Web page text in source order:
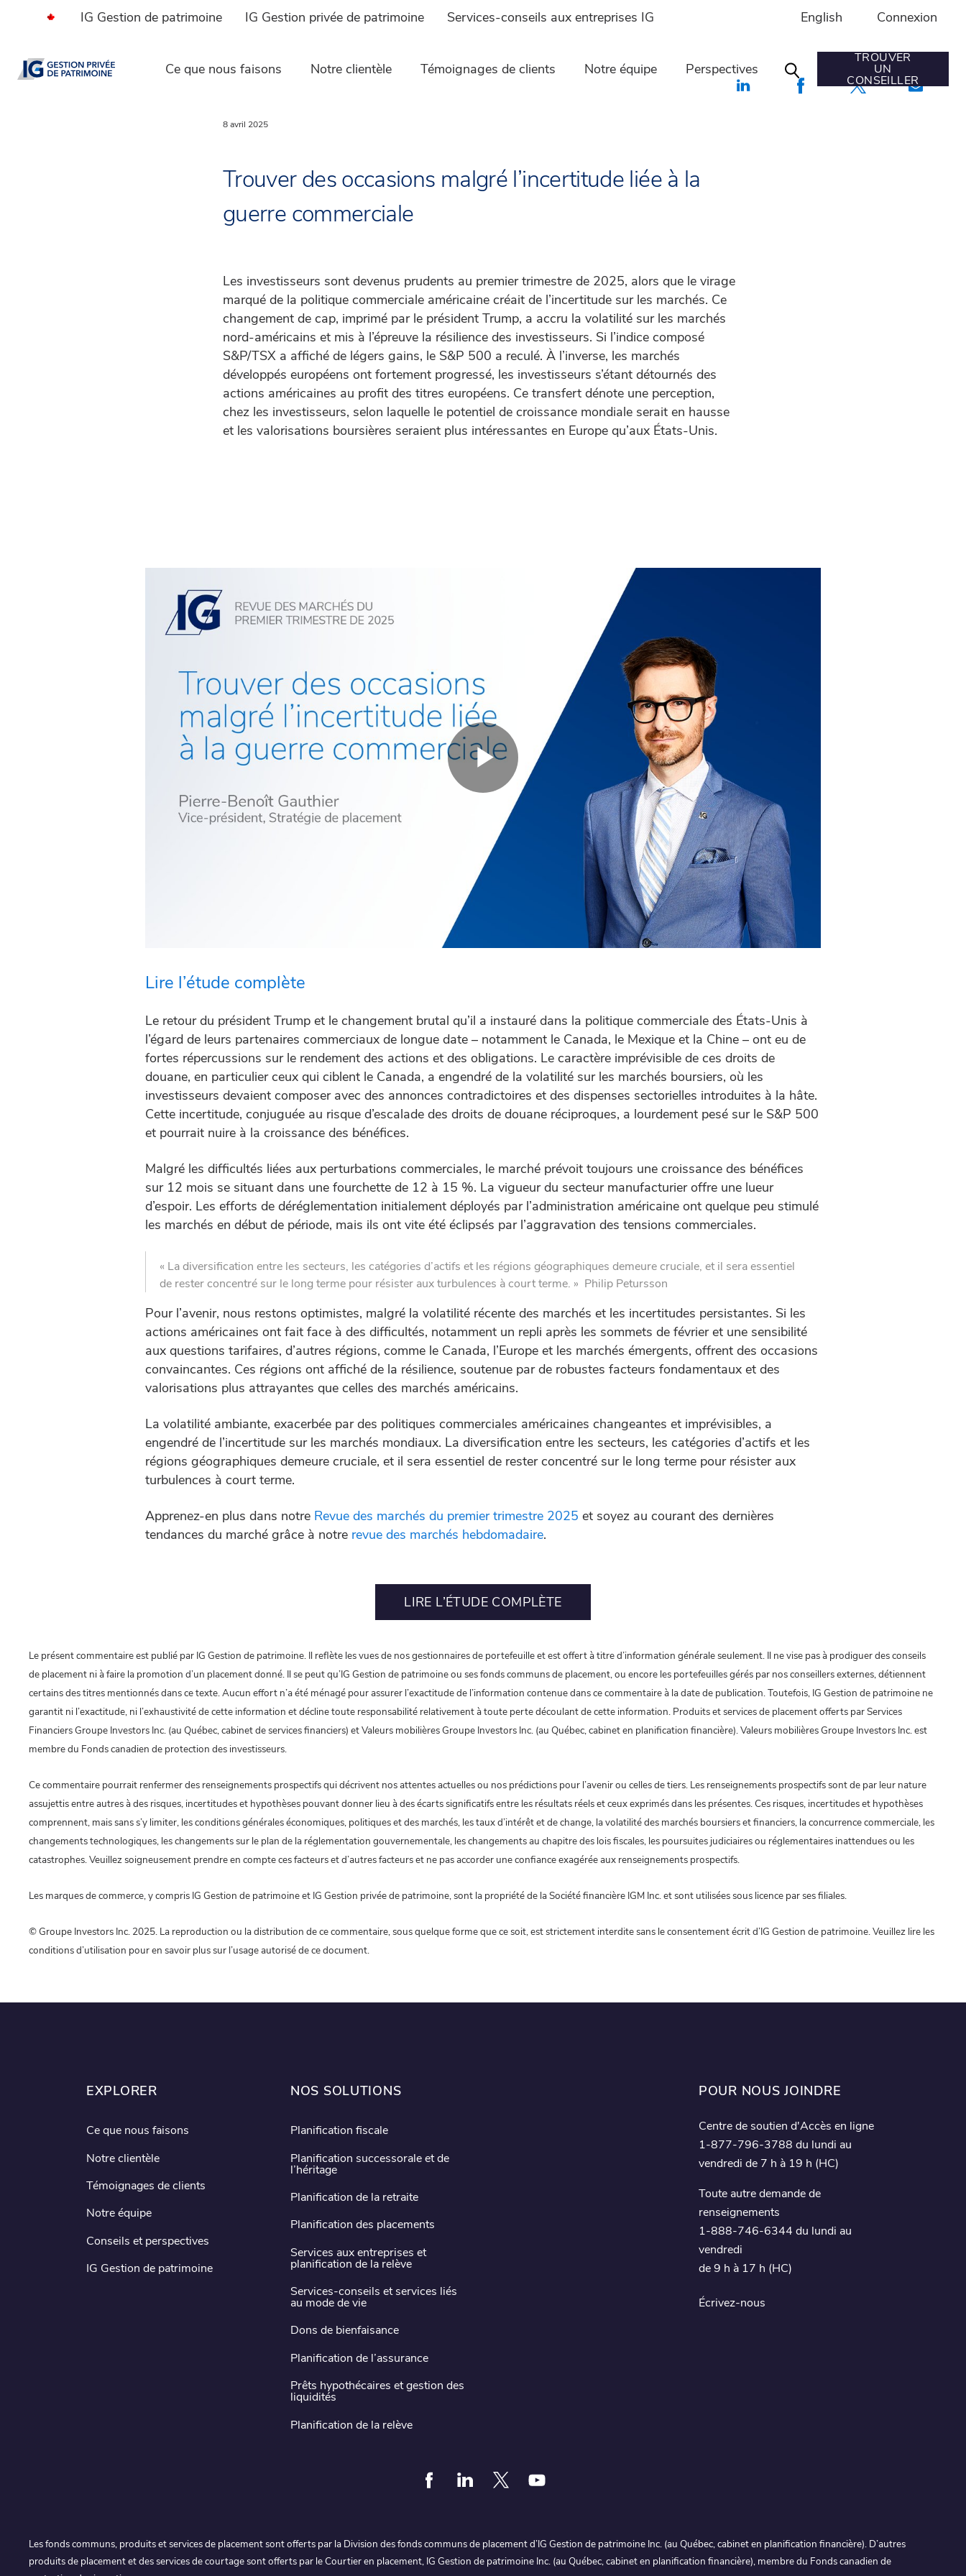
IG Gestion de patrimoine IG Gestion privée de patrimoine Services-conseils aux entreprises IG English Connexion
Ce que nous faisons Notre clientèle Témoignages de clients Notre équipe Perspectives Search
TROUVER
UN
CONSEILLER
8 avril 2025
Trouver des occasions malgré l’incertitude liée à la
guerre commerciale
Les investisseurs sont devenus prudents au premier trimestre de 2025, alors que le virage
marqué de la politique commerciale américaine créait de l’incertitude sur les marchés. Ce
changement de cap, imprimé par le président Trump, a accru la volatilité sur les marchés
nord-américains et mis à l’épreuve la résilience des investisseurs. Si l’indice composé
S&P/TSX a affiché de légers gains, le S&P 500 a reculé. À l’inverse, les marchés
développés européens ont fortement progressé, les investisseurs s’étant détournés des
actions américaines au profit des titres européens. Ce transfert dénote une perception,
chez les investisseurs, selon laquelle le potentiel de croissance mondiale serait en hausse
et les valorisations boursières seraient plus intéressantes en Europe qu’aux États-Unis.
Play
Video
Lire l’étude complète
Le retour du président Trump et le changement brutal qu’il a instauré dans la politique commerciale des États-Unis à
l’égard de leurs partenaires commerciaux de longue date – notamment le Canada, le Mexique et la Chine – ont eu de
fortes répercussions sur le rendement des actions et des obligations. Le caractère imprévisible de ces droits de
douane, en particulier ceux qui ciblent le Canada, a engendré de la volatilité sur les marchés boursiers, où les
investisseurs devaient composer avec des annonces contradictoires et des dispenses sectorielles introduites à la hâte.
Cette incertitude, conjuguée au risque d’escalade des droits de douane réciproques, a lourdement pesé sur le S&P 500
et pourrait nuire à la croissance des bénéfices.
Malgré les difficultés liées aux perturbations commerciales, le marché prévoit toujours une croissance des bénéfices
sur 12 mois se situant dans une fourchette de 12 à 15 %. La vigueur du secteur manufacturier offre une lueur
d’espoir. Les efforts de déréglementation initialement déployés par l’administration américaine ont quelque peu stimulé
les marchés en début de période, mais ils ont vite été éclipsés par l’aggravation des tensions commerciales.
« La diversification entre les secteurs, les catégories d’actifs et les régions géographiques demeure cruciale, et il sera essentiel
de rester concentré sur le long terme pour résister aux turbulences à court terme. » Philip Petursson
Pour l’avenir, nous restons optimistes, malgré la volatilité récente des marchés et les incertitudes persistantes. Si les
actions américaines ont fait face à des difficultés, notamment un repli après les sommets de février et une sensibilité
aux questions tarifaires, d’autres régions, comme le Canada, l’Europe et les marchés émergents, offrent des occasions
convaincantes. Ces régions ont affiché de la résilience, soutenue par de robustes facteurs fondamentaux et des
valorisations plus attrayantes que celles des marchés américains.
La volatilité ambiante, exacerbée par des politiques commerciales américaines changeantes et imprévisibles, a
engendré de l’incertitude sur les marchés mondiaux. La diversification entre les secteurs, les catégories d’actifs et les
régions géographiques demeure cruciale, et il sera essentiel de rester concentré sur le long terme pour résister aux
turbulences à court terme.
Apprenez-en plus dans notre Revue des marchés du premier trimestre 2025 et soyez au courant des dernières
tendances du marché grâce à notre revue des marchés hebdomadaire.
LIRE L’ÉTUDE COMPLÈTE
Le présent commentaire est publié par IG Gestion de patrimoine. Il reflète les vues de nos gestionnaires de portefeuille et est offert à titre d’information générale seulement. Il ne vise pas à prodiguer des conseils
de placement ni à faire la promotion d’un placement donné. Il se peut qu’IG Gestion de patrimoine ou ses fonds communs de placement, ou encore les portefeuilles gérés par nos conseillers externes, détiennent
certains des titres mentionnés dans ce texte. Aucun effort n’a été ménagé pour assurer l’exactitude de l’information contenue dans ce commentaire à la date de publication. Toutefois, IG Gestion de patrimoine ne
garantit ni l’exactitude, ni l’exhaustivité de cette information et décline toute responsabilité relativement à toute perte découlant de cette information. Produits et services de placement offerts par Services
Financiers Groupe Investors Inc. (au Québec, cabinet de services financiers) et Valeurs mobilières Groupe Investors Inc. (au Québec, cabinet en planification financière). Valeurs mobilières Groupe Investors Inc. est
membre du Fonds canadien de protection des investisseurs.
Ce commentaire pourrait renfermer des renseignements prospectifs qui décrivent nos attentes actuelles ou nos prédictions pour l’avenir ou celles de tiers. Les renseignements prospectifs sont de par leur nature
assujettis entre autres à des risques, incertitudes et hypothèses pouvant donner lieu à des écarts significatifs entre les résultats réels et ceux exprimés dans les présentes. Ces risques, incertitudes et hypothèses
comprennent, mais sans s’y limiter, les conditions générales économiques, politiques et des marchés, les taux d’intérêt et de change, la volatilité des marchés boursiers et financiers, la concurrence commerciale, les
changements technologiques, les changements sur le plan de la réglementation gouvernementale, les changements au chapitre des lois fiscales, les poursuites judiciaires ou réglementaires inattendues ou les
catastrophes. Veuillez soigneusement prendre en compte ces facteurs et d’autres facteurs et ne pas accorder une confiance exagérée aux renseignements prospectifs.
Les marques de commerce, y compris IG Gestion de patrimoine et IG Gestion privée de patrimoine, sont la propriété de la Société financière IGM Inc. et sont utilisées sous licence par ses filiales.
© Groupe Investors Inc. 2025. La reproduction ou la distribution de ce commentaire, sous quelque forme que ce soit, est strictement interdite sans le consentement écrit d’IG Gestion de patrimoine. Veuillez lire les
conditions d’utilisation pour en savoir plus sur l’usage autorisé de ce document.
EXPLORER
Ce que nous faisons
Notre clientèle
Témoignages de clients
Notre équipe
Conseils et perspectives
IG Gestion de patrimoine
NOS SOLUTIONS
Planification fiscale
Planification successorale et de
l’héritage
Planification de la retraite
Planification des placements
Services aux entreprises et
planification de la relève
Services-conseils et services liés
au mode de vie
Dons de bienfaisance
Planification de l’assurance
Prêts hypothécaires et gestion des
liquidités
Planification de la relève
POUR NOUS JOINDRE
Centre de soutien d'Accès en ligne
1-877-796-3788 du lundi au
vendredi de 7 h à 19 h (HC)
Toute autre demande de
renseignements
1-888-746-6344 du lundi au
vendredi
de 9 h à 17 h (HC)
Écrivez-nous
FacebookLinkedinTwitterYoutube
Les fonds communs, produits et services de placement sont offerts par la Division des fonds communs de placement d’IG Gestion de patrimoine Inc. (au Québec, cabinet en planification financière). D’autres
produits de placement et des services de courtage sont offerts par le Courtier en placement, IG Gestion de patrimoine Inc. (au Québec, cabinet en planification financière), membre du Fonds canadien de